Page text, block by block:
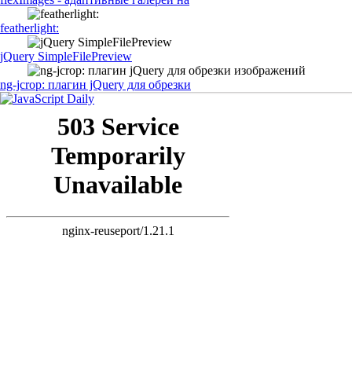
featherlight:
jQuery SimpleFilePreview
ng-jcrop: плагин jQuery для обрезки